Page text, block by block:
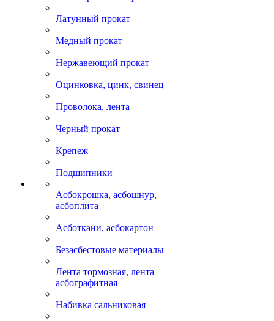
Латунный прокат
Медный прокат
Нержавеющий прокат
Оцинковка, цинк, свинец
Проволока, лента
Черный прокат
Крепеж
Подшипники
Асбокрошка, асбошнур,
асбоплита
Асботкани, асбокартон
Безасбестовые материалы
Лента тормозная, лента
асбографитная
Набивка сальниковая